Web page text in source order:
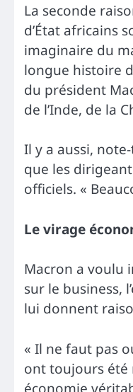
La seconde
d’État africains
imaginaire du
longue histoire
du président
de l’Inde, de la
Il y a aussi,
que les
officiels. «
Le virage
Macron a voulu
sur le business,
lui donnent
« Il ne faut pas
ont toujours été